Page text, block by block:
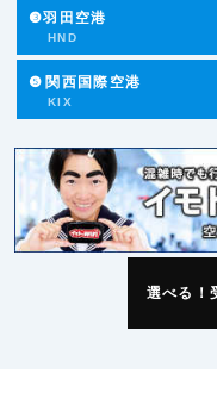
❸羽田空港
HND
❺ 関西国際空港
KIX
選べる！